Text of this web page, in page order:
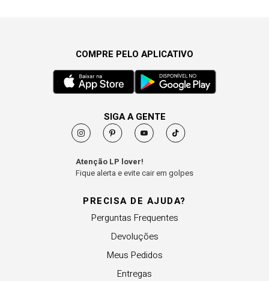
PRECISA DE AJUDA?
Perguntas Frequentes
Devoluções
Meus Pedidos
Entregas
COMPRE PELO APLICATIVO
SIGA A GENTE
Atenção LP lover!
Fique alerta e evite cair em golpes